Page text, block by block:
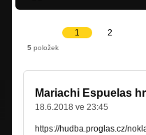
1 2
5 položek
Mariachi Espuelas
18.6.2018 ve 23:45
https://hudba.proglas.cz/